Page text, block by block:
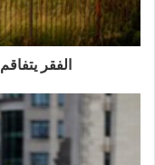
ن
ي
الفقر